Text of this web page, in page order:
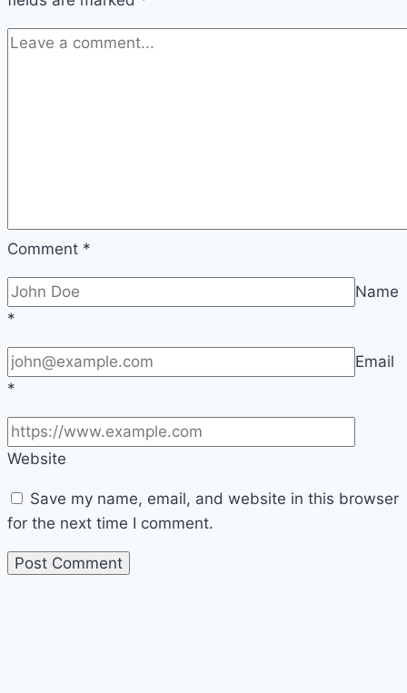
Information
In
Comment *
Name
*
Email
*
Website
Save my name, email, and website in this browser
for the next time I comment.